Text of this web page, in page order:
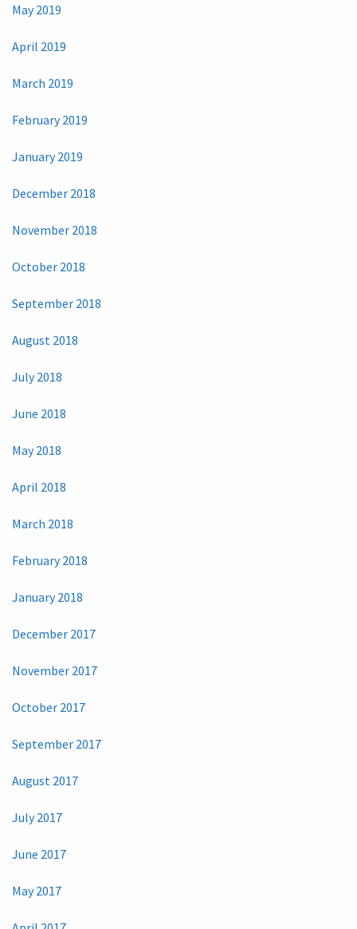
May 2019
April 2019
March 2019
February 2019
January 2019
December 2018
November 2018
October 2018
September 2018
August 2018
July 2018
June 2018
May 2018
April 2018
March 2018
February 2018
January 2018
December 2017
November 2017
October 2017
September 2017
August 2017
July 2017
June 2017
May 2017